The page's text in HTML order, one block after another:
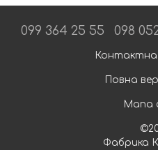
099 364 25 55 098
Контактна
Повна
Мапа
Фабрика